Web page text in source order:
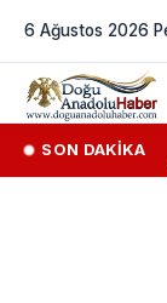
6 Ağustos 2026
SON DAKİKA
64 gözaltı